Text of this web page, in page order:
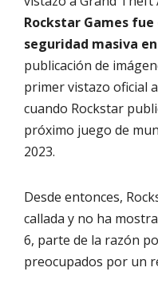
Rockstar Games
seguridad masiva en
publicación de
primer vistazo oficial
cuando Rockstar
próximo juego de
2023.
Desde entonces,
callada y no ha
6, parte de la razón
preocupados por un